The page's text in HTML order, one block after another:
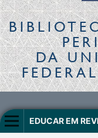
DA
EDUCAR EM